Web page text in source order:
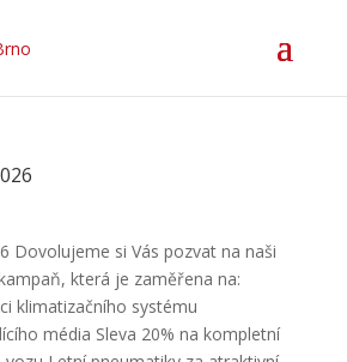
Dovolujeme si Vás pozvat na naši
která je zaměřena na:
klimatizačního systému
média Sleva 20% na kompletní